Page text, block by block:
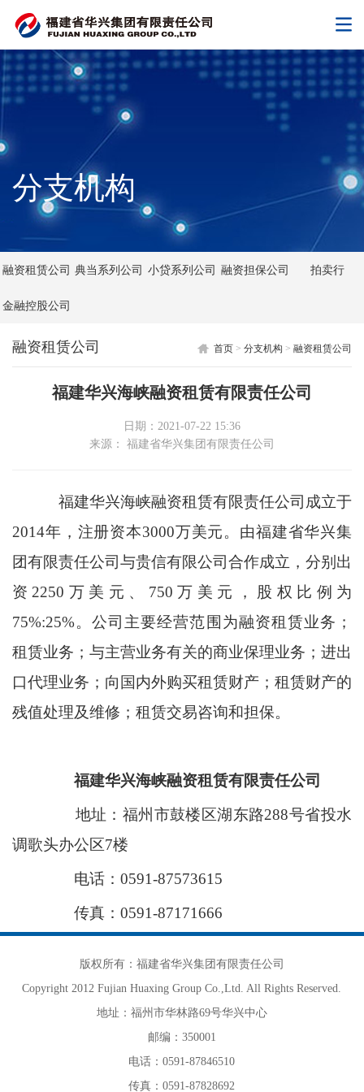
分支机构
融资租赁公司 典当系列公司 小贷系列公司 融资担保公司 拍卖行
金融控股公司
融资租赁公司 首页 > 分支机构 > 融资租赁公司
福建华兴海峡融资租赁有限责任公司
日期：2021-07-22 15:36
来源： 福建省华兴集团有限责任公司
福建华兴海峡融资租赁有限责任公司成立于
2014年，注册资本3000万美元。由福建省华兴集
团有限责任公司与贵信有限公司合作成立，分别出
资 2250 万美元、 750 万美元，股权比例为
75%:25%。公司主要经营范围为融资租赁业务；
租赁业务；与主营业务有关的商业保理业务；进出
口代理业务；向国内外购买租赁财产；租赁财产的
残值处理及维修；租赁交易咨询和担保。
福建华兴海峡融资租赁有限责任公司
地址： 福州市鼓楼区湖东路288号省投水
调歌头办公区7楼
电话：0591-87573615
传真：0591-87171666
版权所有：福建省华兴集团有限责任公司
Copyright 2012 Fujian Huaxing Group Co.,Ltd. All Rights Reserved.
地址：福州市华林路69号华兴中心
邮编：350001
电话：0591-87846510
传真：0591-87828692